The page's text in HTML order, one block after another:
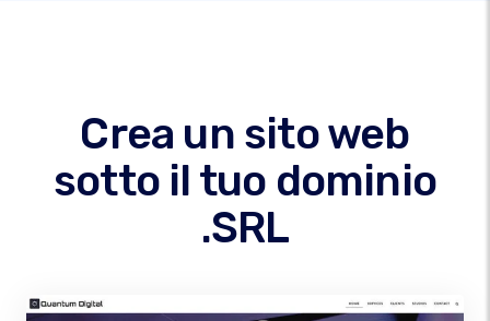
Crea un sito web
sotto il tuo dominio
.SRL